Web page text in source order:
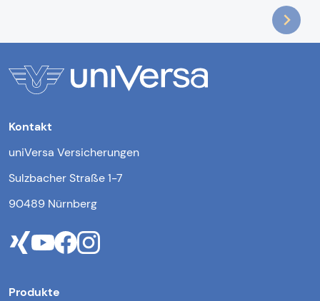
Kontakt
uniVersa Versicherungen
Sulzbacher Straße 1-7
90489 Nürnberg
Produkte